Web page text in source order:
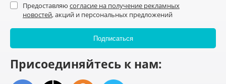
Предоставляю согласие на получение рекламных
новостей, акций и персональных предложений
Присоединяйтесь к нам: